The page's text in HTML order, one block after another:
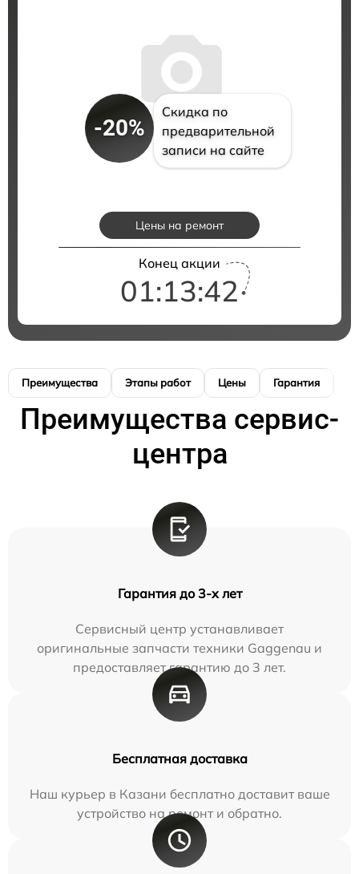
-20%
Скидка по
предварительной
записи на сайте
Цены на ремонт
Конец акции
01:13:41
Преимущества Этапы работ Цены Гарантия
Преимущества сервис-
центра
Гарантия до 3-х лет
Сервисный центр устанавливает
оригинальные запчасти техники Gaggenau и
предоставляет гарантию до 3 лет.
Бесплатная доставка
Наш курьер в Казани бесплатно доставит ваше
устройство на ремонт и обратно.